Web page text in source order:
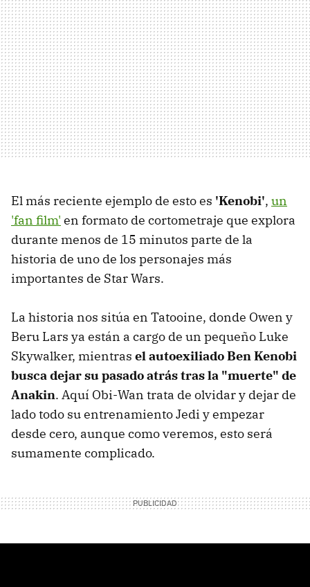
El más reciente ejemplo de esto es 'Kenobi', un
'fan film' en formato de cortometraje que explora
durante menos de 15 minutos parte de la
historia de uno de los personajes más
importantes de Star Wars.
La historia nos sitúa en Tatooine, donde Owen y
Beru Lars ya están a cargo de un pequeño Luke
Skywalker, mientras el autoexiliado Ben Kenobi
busca dejar su pasado atrás tras la "muerte" de
Anakin. Aquí Obi-Wan trata de olvidar y dejar de
lado todo su entrenamiento Jedi y empezar
desde cero, aunque como veremos, esto será
sumamente complicado.